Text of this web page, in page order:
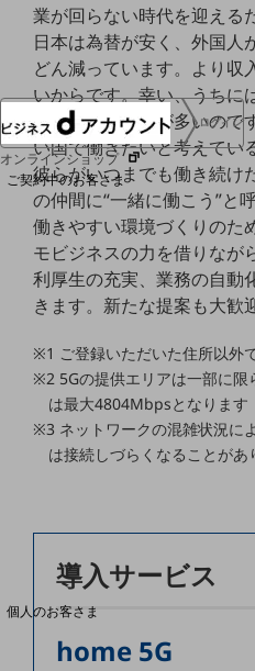
NTTドコモグループ
ログイン
オンラインショップ
ご契約中のお客さま
サービス別サポート情報
ご契約中サービスの一元管理
Web明細(ビリングステーション)
Web明細(My docomo)
個人のお客さま
業が回らない時代を迎える
日本は為替が安く、外国人
どん減っています。より収
いからです。幸い、うちに
外国人スタッフが多いので
い国で働きたいと考えてい
彼らがいつまでも働き続け
の仲間に“一緒に働こう”と
働きやすい環境づくりのた
モビジネスの力を借りなが
利厚生の充実、業務の自動
きます。新たな提案も大歓
※1 ご登録いただいた住所以外
※2 5Gの提供エリアは一部に
は最大4804Mbpsとなります
※3 ネットワークの混雑状況に
は接続しづらくなることがあ
導入サービス
home 5G